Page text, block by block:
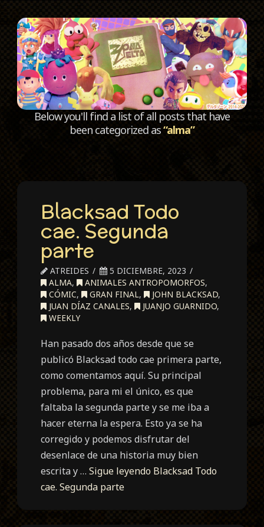
Below you'll find a list of all posts that have
been categorized as“alma”
Blacksad Todo
cae. Segunda
parte
ATREIDES
5 DICIEMBRE, 2023
ALMA, ANIMALES ANTROPOMORFOS,
CÓMIC, GRAN FINAL, JOHN BLACKSAD,
JUAN DÍAZ CANALES, JUANJO GUARNIDO,
WEEKLY
Han pasado dos años desde que se
publicó Blacksad todo cae primera parte,
como comentamos aquí. Su principal
problema, para mi el único, es que
faltaba la segunda parte y se me iba a
hacer eterna la espera. Esto ya se ha
corregido y podemos disfrutar del
desenlace de una historia muy bien
escrita y …Sigue leyendo Blacksad Todo
cae. Segunda parte